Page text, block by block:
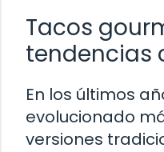
Tacos
tendencias
En los últimos
evolucionado
versiones